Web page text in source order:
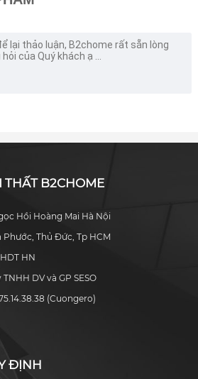
nhiều hộ gia đình đã
và đang sử dung
không đúng cách.
THẤT B2CHOME
Hồi Hoàng Mai Hà Nội
Phước, Thủ Đức, Tp HCM
HN
DV và GP SESO
(Cuongero)
ĐỊNH